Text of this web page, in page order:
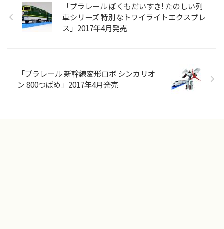
「プラレール ぼくもだいすき! たのしい列
車シリーズ 特別なトワイライトエクスプレ
ス」2017年4月発売
「プラレール 新幹線変形ロボ シンカリオ
ン 800つばめ」2017年4月発売